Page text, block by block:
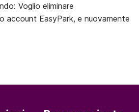
Voglio eliminare
account EasyPark, e nuovamente